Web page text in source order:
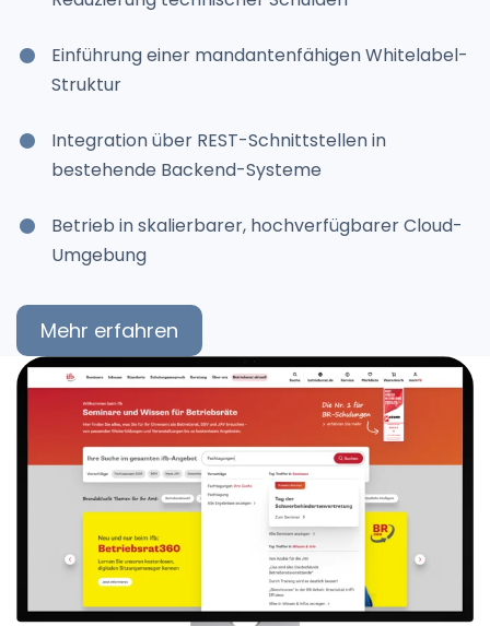
Einführung einer mandantenfähigen Whitelabel-
Struktur
Integration über REST-Schnittstellen in
bestehende Backend-Systeme
Betrieb in skalierbarer, hochverfügbarer Cloud-
Umgebung
Mehr erfahren